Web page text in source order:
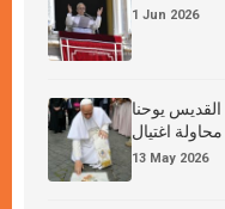
1 Jun 2026
القديس يوحنا
اغتيال
13 May 2026